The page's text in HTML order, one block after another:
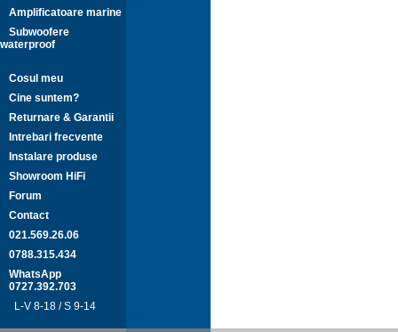
Amplificatoare marine
Subwoofere
waterproof
Cosul meu
Cine suntem?
Returnare & Garantii
Intrebari frecvente
Instalare produse
Showroom HiFi
Forum
Contact
021.569.26.06
0788.315.434
WhatsApp
0727.392.703
L-V 8-18 / S 9-14